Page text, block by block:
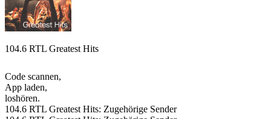
104.6 RTL Greatest Hits
Code scannen,
App laden,
loshören.
104.6 RTL Greatest Hits: Zugehörige Sender